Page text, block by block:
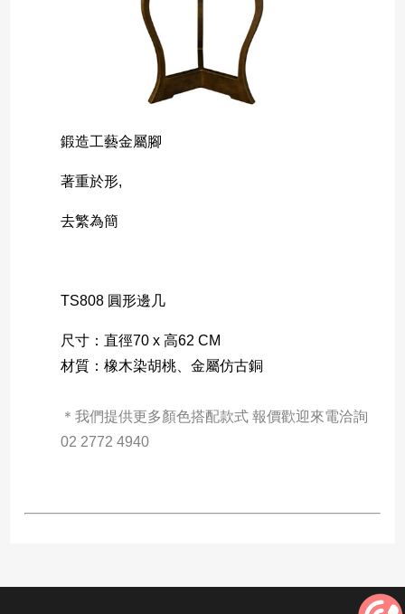
鍛造工藝金屬腳
著重於形,
去繁為簡
TS808 圓形邊几
尺寸：直徑70 x 高62 CM
材質：橡木染胡桃、金屬仿古銅
＊我們提供更多顏色搭配款式 報價歡迎來電洽詢
02 2772 4940